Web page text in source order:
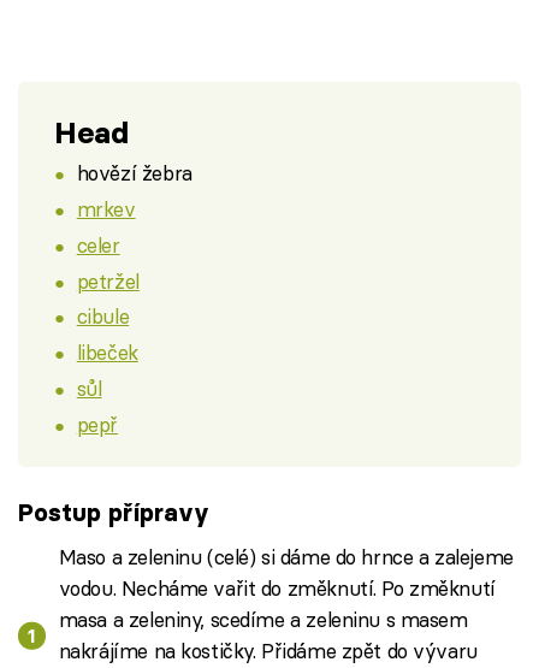
Head
hovězí žebra
mrkev
celer
petržel
cibule
libeček
sůl
pepř
Postup přípravy
Maso a zeleninu (celé) si dáme do hrnce a zalejeme
vodou. Necháme vařit do změknutí. Po změknutí
masa a zeleniny, scedíme a zeleninu s masem
nakrájíme na kostičky. Přidáme zpět do vývaru